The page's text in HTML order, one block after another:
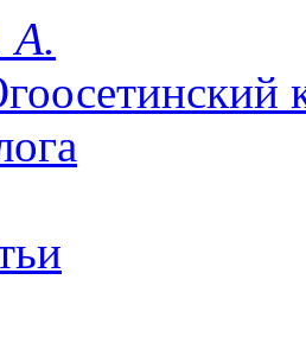
А.